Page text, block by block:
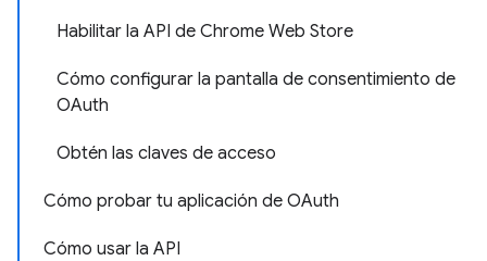
Habilitar la API de Chrome Web Store
Cómo configurar la pantalla de consentimiento de
OAuth
Obtén las claves de acceso
Cómo probar tu aplicación de OAuth
Cómo usar la API